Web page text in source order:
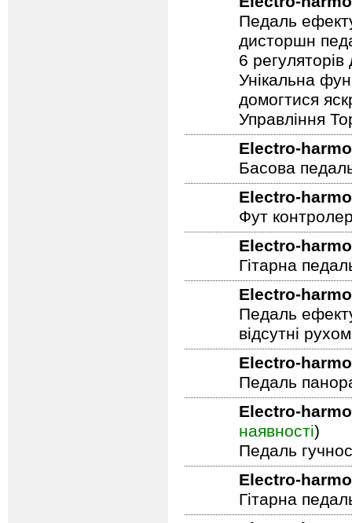
Electro-
Педаль
дисторшн
6
Унікальна
домогтися
Управління
Electro-
Басова
Electro-
Фут
Electro-
Гітарна
Electro-
Педаль
відсутні
Electro-
Педаль
Electro-
наявності )
Педаль
Electro-
Гітарна